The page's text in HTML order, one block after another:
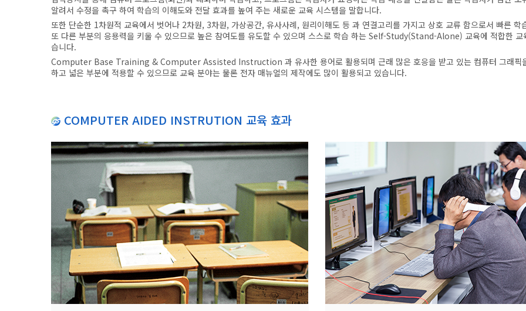
알려서 수정을 촉구 하여 학습의 이해도와 전달 효과를 높여 주는 새로운 교육 시스템을 말합니다.
또한 단순한 1차원적 교육에서 벗어나 2차원, 3차원, 가상공간, 유사사례, 원리이해도 등 과 연결고리를 가지고 상호 교류 함으로서 빠른 학
또 다른 부분의 응용력을 키울 수 있으므로 높은 참여도를 유도할 수 있으며 스스로 학습 하는 Self-Study(Stand-Alone) 교육에 적합한 교
습니다.
Computer Base Training & Computer Assisted Instruction 과 유사한 용어로 활용되며 근래 많은 호응을 받고 있는 컴퓨터 그래픽
하고 넓은 부분에 적용할 수 있으므로 교육 분야는 물론 전자 매뉴얼의 제작에도 많이 활용되고 있습니다.
COMPUTER AIDED INSTRUTION 교육 효과